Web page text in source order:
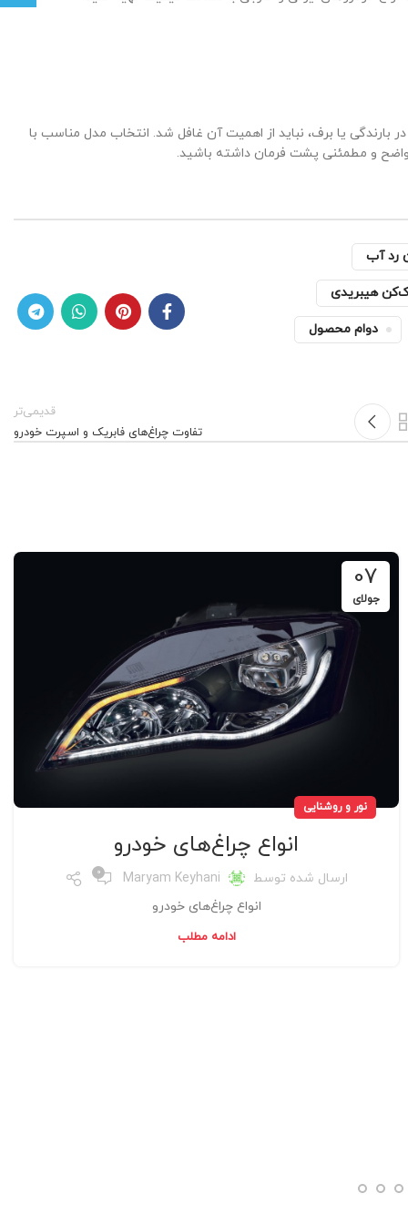
یا برف، نباید از اهمیت آن غافل شد. انتخاب مدل مناسب با
و مطمئنی پشت فرمان داشته باشید.
رد آب
هیبریدی
دوام محصول
قدیمی‌تر
تفاوت چراغ‌های فابریک و اسپرت خودرو
07
جولای
نور و روشنایی
انواع چراغ‌های خودرو
ارسال شده توسط Maryam Keyhani
0
انواع چراغ‌های خودرو
ادامه مطلب